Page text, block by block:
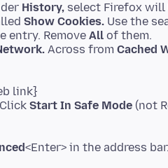
History, select Firefox will
Show Cookies. Use the
entry. Remove All of them.
Across from Cached
link}
Start In Safe Mode (not